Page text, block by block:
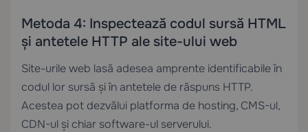
Metoda 4: Inspectează codul sursă HTML
și antetele HTTP ale site-ului web
Site-urile web lasă adesea amprente identificabile în
codul lor sursă și în antetele de răspuns HTTP.
Acestea pot dezvălui platforma de hosting, CMS-ul,
CDN-ul și chiar software-ul serverului.